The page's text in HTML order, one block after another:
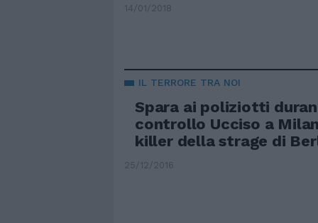
14/01/2018
IL TERRORE TRA NOI
Spara ai poliziotti
controllo Ucciso a
killer della strage di
25/12/2016